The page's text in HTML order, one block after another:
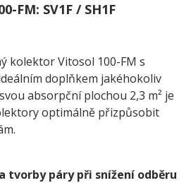
FM: SV1F / SH1F
kolektor Vitosol 100-FM s
doplňkem jakéhokoliv
absorpční plochou 2,3 m² je
optimálně přizpůsobit
tvorby páry při snížení odběru